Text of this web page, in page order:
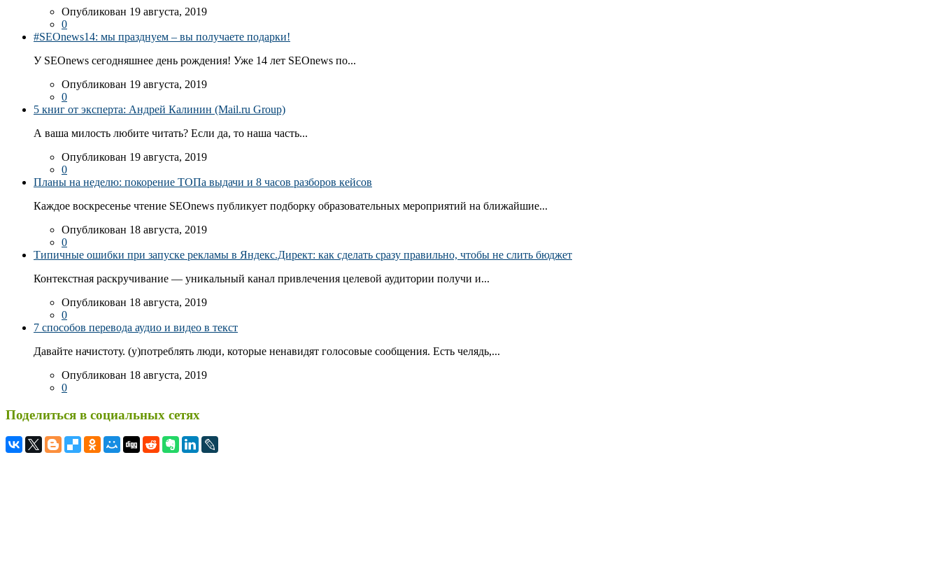
Опубликован 19 августа, 2019
0
#SEOnews14: мы празднуем – вы получаете подарки!
У SEOnews сегодняшнее день рождения! Уже 14 лет SEOnews по...
Опубликован 19 августа, 2019
0
5 книг от эксперта: Андрей Калинин (Mail.ru Group)
А ваша милость любите читать? Если да, то наша часть...
Опубликован 19 августа, 2019
0
Планы на неделю: покорение ТОПа выдачи и 8 часов разборов кейсов
Каждое воскресенье чтение SEOnews публикует подборку образовательных мероприятий на ближайшие...
Опубликован 18 августа, 2019
0
Типичные ошибки при запуске рекламы в Яндекс.Директ: как сделать сразу правильно, чтобы не слить бюджет
Контекстная раскручивание — уникальный канал привлечения целевой аудитории получи и...
Опубликован 18 августа, 2019
0
7 способов перевода аудио и видео в текст
Давайте начистоту. (у)потреблять люди, которые ненавидят голосовые сообщения. Есть челядь,...
Опубликован 18 августа, 2019
0
Поделиться в социальных сетях